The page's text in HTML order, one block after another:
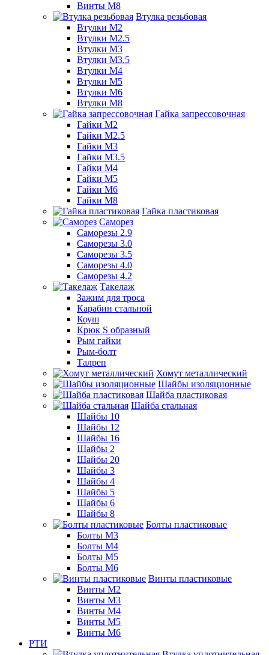
Винты М8
Втулка резьбовая
Втулки М2
Втулки М2.5
Втулки М3
Втулки М3.5
Втулки М4
Втулки М5
Втулки М6
Втулки М8
Гайка запрессовочная
Гайки М2
Гайки М2.5
Гайки М3
Гайки М3.5
Гайки М4
Гайки М5
Гайки М6
Гайки М8
Гайка пластиковая
Саморез
Саморезы 2.9
Саморезы 3.0
Саморезы 3.5
Саморезы 4.0
Саморезы 4.2
Такелаж
Зажим для троса
Карабин стальной
Коуш
Крюк S образный
Рым гайки
Рым-болт
Талреп
Хомут металлический
Шайбы изоляционные
Шайба пластиковая
Шайба стальная
Шайбы 10
Шайбы 12
Шайбы 16
Шайбы 2
Шайбы 20
Шайбы 3
Шайбы 4
Шайбы 5
Шайбы 6
Шайбы 8
Болты пластиковые
Болты М3
Болты М4
Болты М5
Болты М6
Винты пластиковые
Винты М2
Винты М3
Винты М4
Винты М5
Винты М6
РТИ